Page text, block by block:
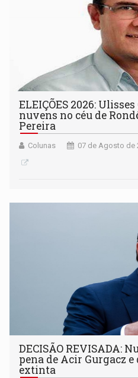
ELEIÇÕES 2026:
nuvens no céu de
Pereira
Colunas 07 de Agosto de
DECISÃO REVISADA:
pena de Acir Gurgacz
extinta